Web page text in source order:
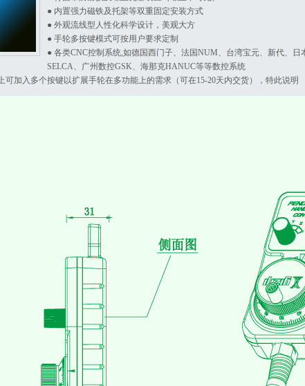
● 内置强力磁铁及托架等双重固定安装方式
● 外观流线型人性化科学设计，美观大方
● 手轮多按键模式可按用户要求定制
● 各类CNC控制系统,如德国西门子、法国NUM、台湾宝元、新代、日
SELCA、广州数控GSK、海那克HANUC等等数控系统
加入多个按键以扩展手轮在多功能上的需求（可在15-20天内交货），特此说明